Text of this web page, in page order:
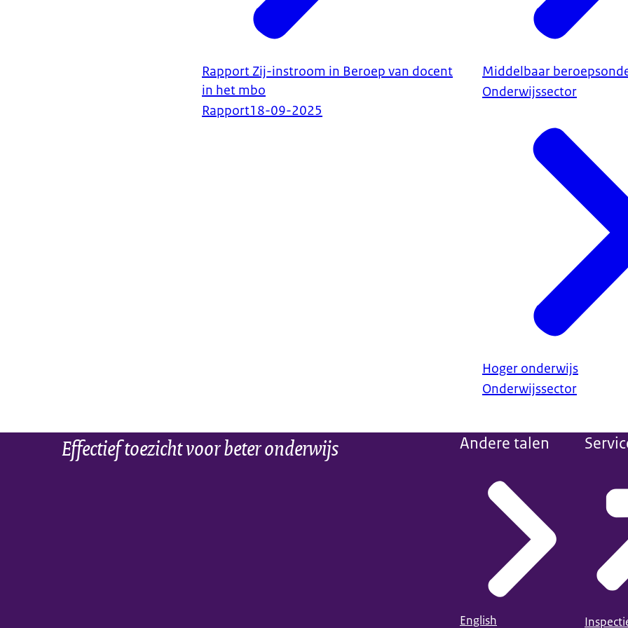
Rapport Zij-instroom in Beroep van docent
in het mbo
Rapport18-09-2025
Middelbaar
Onderwijssector
Hoger onderwijs
Onderwijssector
Effectief toezicht voor beter onderwijs Andere talen
English